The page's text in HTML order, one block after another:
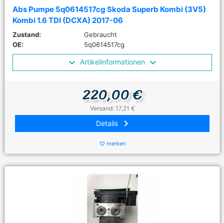
Abs Pumpe 5q0614517cg Skoda Superb Kombi (3V5)
Kombi 1.6 TDI (DCXA) 2017-06
Zustand:
Gebraucht
OE:
5q0614517cg
Artikelinformationen
220,00 €
Versand: 17,21 €
Details keyboard_arrow_right
favorite_border merken